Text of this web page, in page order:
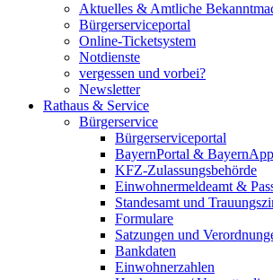
Aktuelles & Amtliche
Bürgerserviceportal
Online-Ticketsystem
Notdienste
vergessen und vorbei?
Newsletter
Rathaus & Service
Bürgerservice
Bürgerserviceportal
BayernPortal & BayernApp
KFZ-Zulassungsbehörde
Einwohnermeldeamt &
Standesamt und
Formulare
Satzungen und
Bankdaten
Einwohnerzahlen